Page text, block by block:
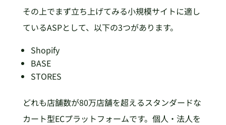
その上でまず立ち上げてみる小規模サイトに適し
ているASPとして、以下の3つがあります。
Shopify
BASE
STORES
どれも店舗数が80万店舗を超えるスタンダードな
カート型ECプラットフォームです。個人・法人を